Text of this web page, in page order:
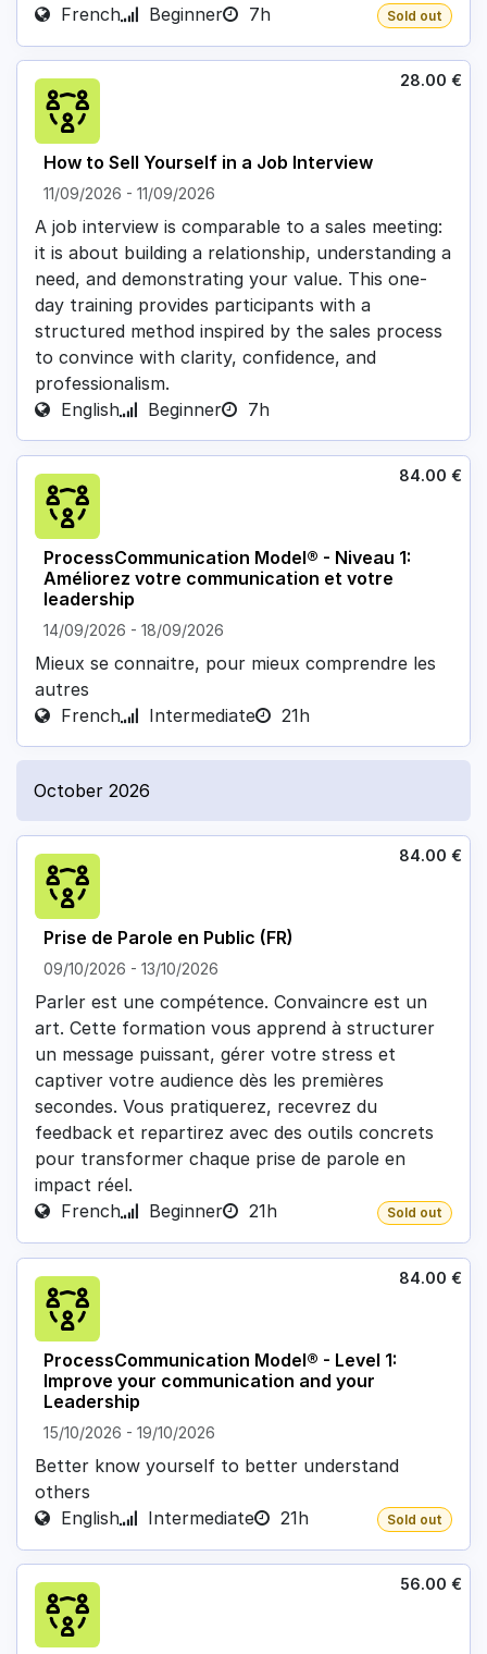
French
Beginner 7h Sold out
How to Sell Yourself in a Job Interview
11/09/2026 - 11/09/2026
28.00 €
A job interview is comparable to a sales meeting:
it is about building a relationship, understanding a
need, and demonstrating your value. This one-
day training provides participants with a
structured method inspired by the sales process
to convince with clarity, confidence, and
professionalism.
English
Beginner 7h
ProcessCommunication Model® - Niveau 1:
Améliorez votre communication et votre
leadership
14/09/2026 - 18/09/2026
84.00 €
Mieux se connaitre, pour mieux comprendre les
autres
French
Intermediate 21h
October 2026
Prise de Parole en Public (FR)
09/10/2026 - 13/10/2026
84.00 €
Parler est une compétence. Convaincre est un
art. Cette formation vous apprend à structurer
un message puissant, gérer votre stress et
captiver votre audience dès les premières
secondes. Vous pratiquerez, recevrez du
feedback et repartirez avec des outils concrets
pour transformer chaque prise de parole en
impact réel.
French
Beginner 21h Sold out
ProcessCommunication Model® - Level 1:
Improve your communication and your
Leadership
15/10/2026 - 19/10/2026
84.00 €
Better know yourself to better understand
others
English
Intermediate 21h Sold out
56.00 €